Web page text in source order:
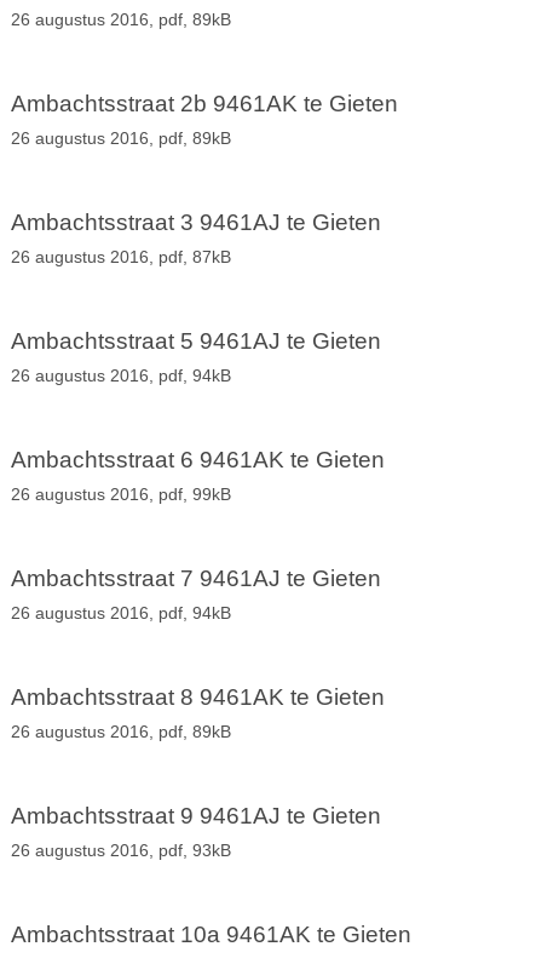
26 augustus 2016, pdf, 89kB
Ambachtsstraat 2b 9461AK te Gieten
26 augustus 2016, pdf, 89kB
Ambachtsstraat 3 9461AJ te Gieten
26 augustus 2016, pdf, 87kB
Ambachtsstraat 5 9461AJ te Gieten
26 augustus 2016, pdf, 94kB
Ambachtsstraat 6 9461AK te Gieten
26 augustus 2016, pdf, 99kB
Ambachtsstraat 7 9461AJ te Gieten
26 augustus 2016, pdf, 94kB
Ambachtsstraat 8 9461AK te Gieten
26 augustus 2016, pdf, 89kB
Ambachtsstraat 9 9461AJ te Gieten
26 augustus 2016, pdf, 93kB
Ambachtsstraat 10a 9461AK te Gieten